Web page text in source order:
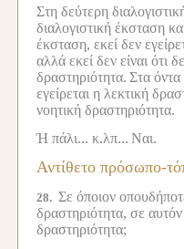
Στη δεύτερη
διαλογιστική έκσταση
έκσταση, εκεί δεν
αλλά εκεί δεν είναι ότι
δραστηριότητα. Στα όντα
εγείρεται η λεκτική
νοητική δραστηριότητα.
Ή πάλι... κ.λπ... Ναι.
Αντίθετο πρόσωπο-
28. Σε όποιον
δραστηριότητα, σε αυτόν
δραστηριότητα;